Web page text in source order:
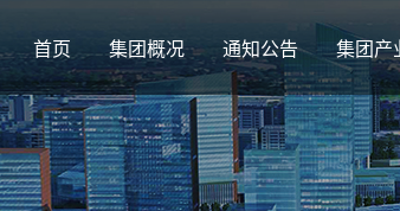
首页 集团概况 通知公告 集团产